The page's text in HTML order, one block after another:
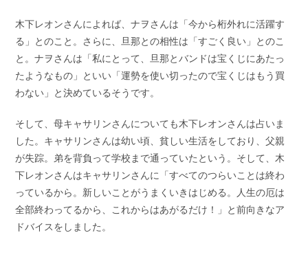
木下レオンさんによれば、ナヲさんは「今から桁外れに活躍す
る」とのこと。さらに、旦那との相性は「すごく良い」とのこ
と。ナヲさんは「私にとって、旦那とバンドは宝くじにあたっ
たようなもの」といい「運勢を使い切ったので宝くじはもう買
わない」と決めているそうです。
そして、母キャサリンさんについても木下レオンさんは占いま
した。キャサリンさんは幼い頃、貧しい生活をしており、父親
が失踪。弟を背負って学校まで通っていたという。そして、木
下レオンさんはキャサリンさんに「すべてのつらいことは終わ
っているから。新しいことがうまくいきはじめる。人生の厄は
全部終わってるから、これからはあがるだけ！」と前向きなア
ドバイスをしました。